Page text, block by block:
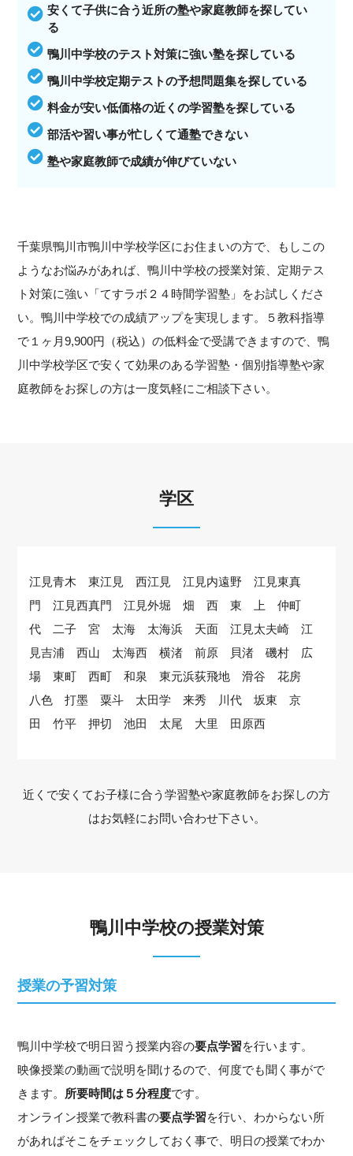
安くて子供に合う近所の塾や家庭教師を探してい
る
鴨川中学校のテスト対策に強い塾を探している
鴨川中学校定期テストの予想問題集を探している
料金が安い低価格の近くの学習塾を探している
部活や習い事が忙しくて通塾できない
塾や家庭教師で成績が伸びていない
千葉県鴨川市鴨川中学校学区にお住まいの方で、もしこの
ようなお悩みがあれば、鴨川中学校の授業対策、定期テス
ト対策に強い「てすラボ２４時間学習塾」をお試しくださ
い。鴨川中学校での成績アップを実現します。５教科指導
で１ヶ月9,900円（税込）の低料金で受講できますので、鴨
川中学校学区で安くて効果のある学習塾・個別指導塾や家
庭教師をお探しの方は一度気軽にご相談下さい。
学区
江見青木 東江見 西江見 江見内遠野 江見東真
門 江見西真門 江見外堀 畑 西 東 上 仲町
代 二子 宮 太海 太海浜 天面 江見太夫崎 江
見吉浦 西山 太海西 横渚 前原 貝渚 磯村 広
場 東町 西町 和泉 東元浜荻飛地 滑谷 花房
八色 打墨 粟斗 太田学 来秀 川代 坂東 京
田 竹平 押切 池田 太尾 大里 田原西
近くで安くてお子様に合う学習塾や家庭教師をお探しの方
はお気軽にお問い合わせ下さい。
鴨川中学校の授業対策
授業の予習対策
鴨川中学校で明日習う授業内容の要点学習を行います。
映像授業の動画で説明を聞けるので、何度でも聞く事がで
きます。 所要時間は５分程度です。
オンライン授業で教科書の要点学習を行い、わからない所
があればそこをチェックしておく事で、明日の授業でわか